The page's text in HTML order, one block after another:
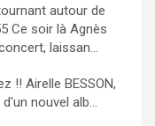
autour de
Ce soir là Agnès
laissan...
!! Airelle BESSON,
nouvel alb...